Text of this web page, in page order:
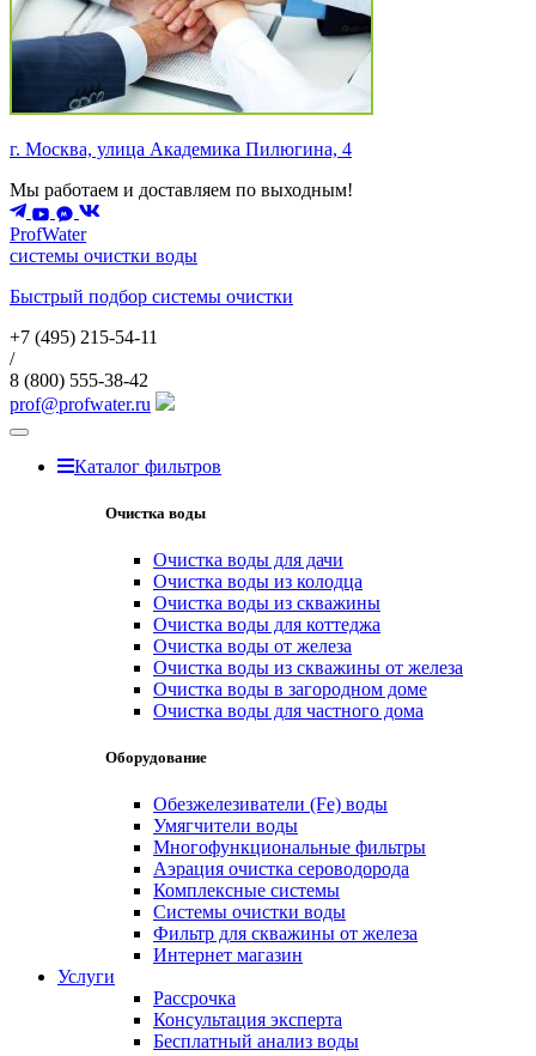
г. Москва, улица Академика Пилюгина, 4
Мы работаем и доставляем по выходным!
ProfWater
системы очистки воды
Быстрый подбор системы очистки
+7 (495) 215-54-11
/
8 (800) 555-38-42
prof@profwater.ru
Меню
Каталог фильтров
Очистка воды
Очистка воды для дачи
Очистка воды из колодца
Очистка воды из скважины
Очистка воды для коттеджа
Очистка воды от железа
Очистка воды из скважины от железа
Очистка воды в загородном доме
Очистка воды для частного дома
Оборудование
Обезжелезиватели (Fe) воды
Умягчители воды
Многофункциональные фильтры
Аэрация очистка сероводорода
Комплексные системы
Системы очистки воды
Фильтр для скважины от железа
Интернет магазин
Услуги
Рассрочка
Консультация эксперта
Бесплатный анализ воды